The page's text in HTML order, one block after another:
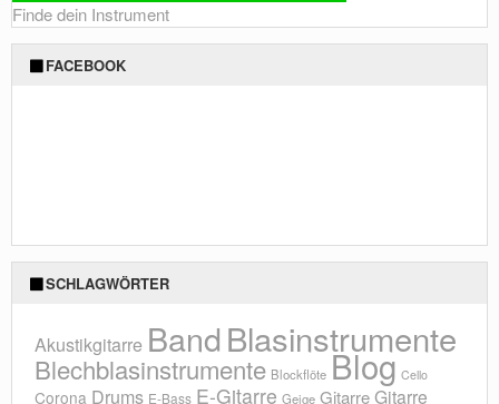
Finde dein Instrument
FACEBOOK
SCHLAGWÖRTER
Akustikgitarre BandBlasinstrumente
Blechblasinstrumente Blockflöte Blog Cello
Corona Drums E-Bass E-Gitarre Geige GitarreGitarre